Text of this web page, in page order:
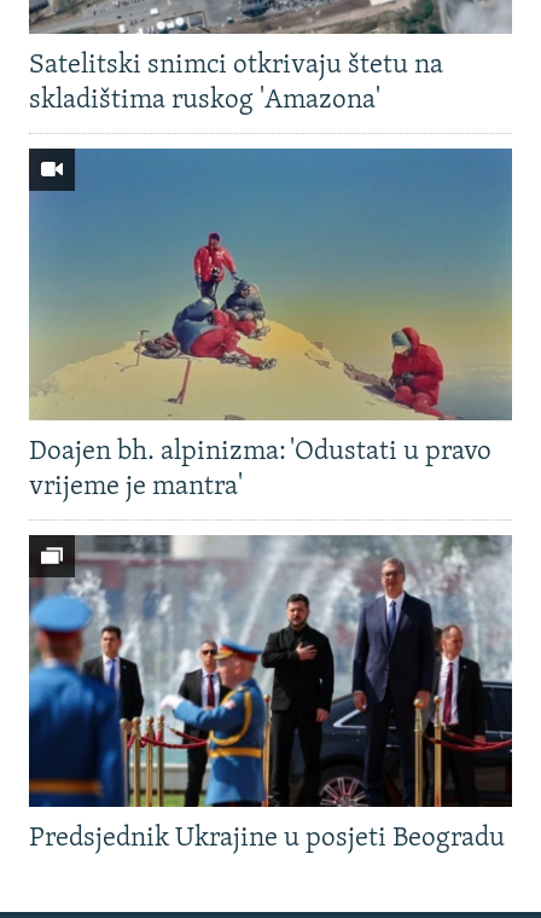
Satelitski snimci otkrivaju štetu na
skladištima ruskog 'Amazona'
Doajen bh. alpinizma: 'Odustati u pravo
vrijeme je mantra'
Predsjednik Ukrajine u posjeti Beogradu